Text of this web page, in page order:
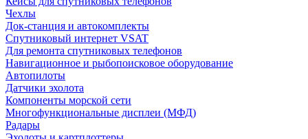
Чехлы
Док-станция и автокомплекты
Спутниковый интернет VSAT
Для ремонта спутниковых телефонов
Навигационное и рыбопоисковое оборудование
Автопилоты
Датчики эхолота
Компоненты морской сети
Многофункциональные дисплеи (МФД)
Радары